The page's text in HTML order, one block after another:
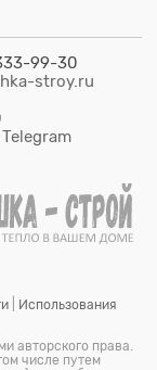
99-30
stroy.ru
Использования
авторского права.
числе путем